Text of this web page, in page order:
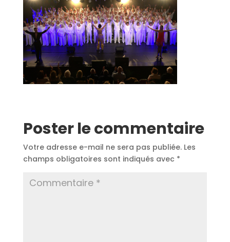
Poster le commentaire
Votre adresse e-mail ne sera pas publiée. Les
champs obligatoires sont indiqués avec *